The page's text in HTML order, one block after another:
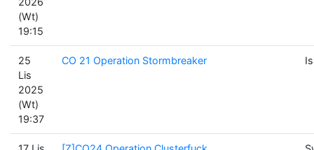
(Wt)
19:15
25
Lis
2025
(Wt)
19:37
CO 21 Operation Stormbreaker